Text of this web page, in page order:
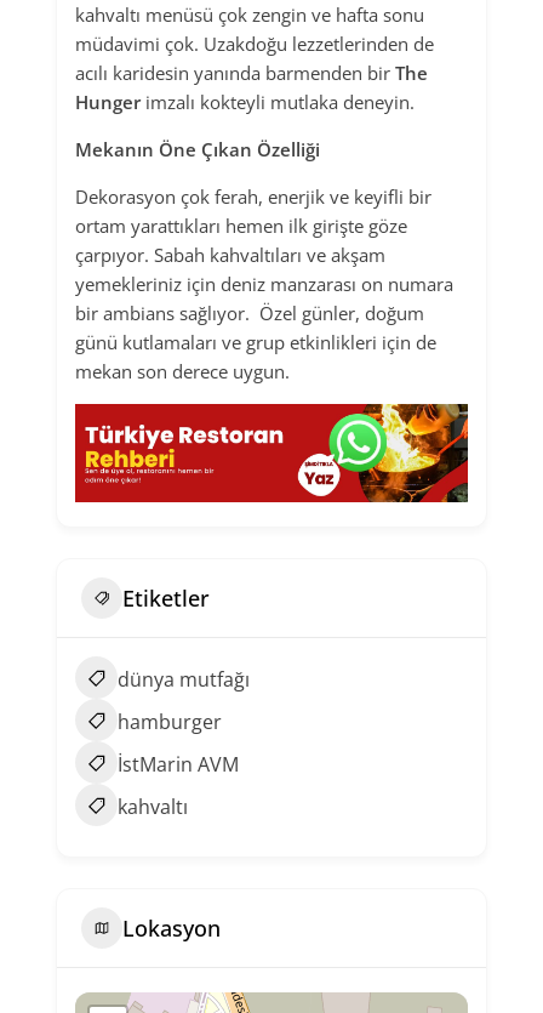
kahvaltı menüsü çok zengin ve hafta sonu
müdavimi çok. Uzakdoğu lezzetlerinden de
acılı karidesin yanında barmenden bir The
Hungerimzalı kokteyli mutlaka deneyin.
Mekanın Öne Çıkan Özelliği
Dekorasyon çok ferah, enerjik ve keyifli bir
ortam yarattıkları hemen ilk girişte göze
çarpıyor. Sabah kahvaltıları ve akşam
yemekleriniz için deniz manzarası on numara
bir ambians sağlıyor. Özel günler, doğum
günü kutlamaları ve grup etkinlikleri için de
mekan son derece uygun.
Etiketler
dünya mutfağı
hamburger
İstMarin AVM
kahvaltı
Lokasyon